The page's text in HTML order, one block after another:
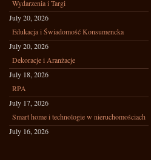
Wydarzenia i Targi
July 20, 2026
Edukacja i Świadomość Konsumencka
July 20, 2026
Dekoracje i Aranżacje
July 18, 2026
RPA
July 17, 2026
Smart home i technologie w nieruchomościach
July 16, 2026